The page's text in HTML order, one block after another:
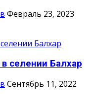
Февраль 23, 2023
селении Балхар
Сентябрь 11, 2022